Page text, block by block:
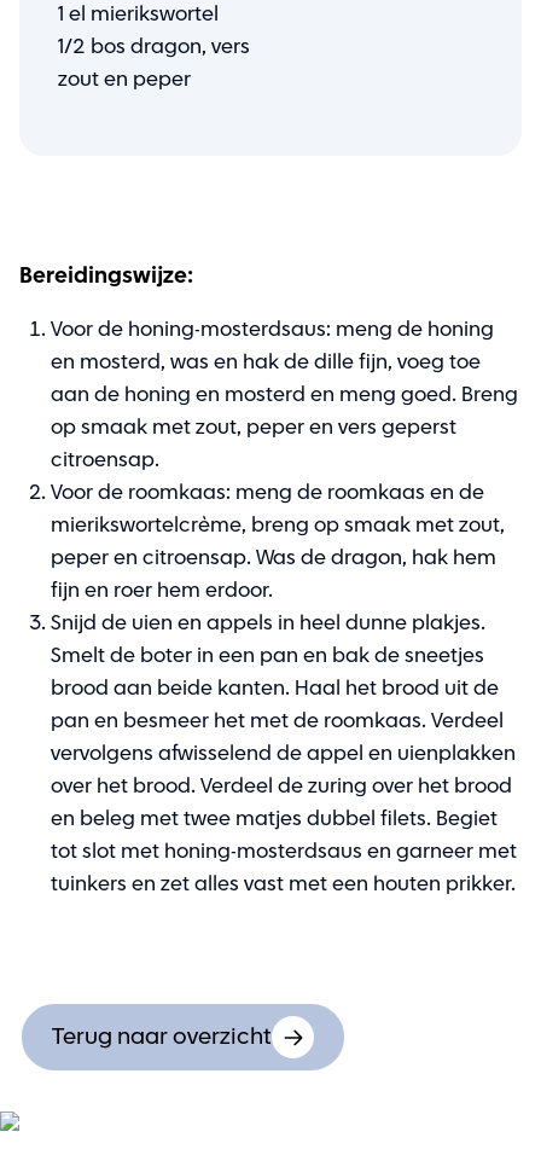
1 el mierikswortel
1/2 bos dragon, vers
zout en peper
Bereidingswijze:
Voor de honing-mosterdsaus: meng de honing
en mosterd, was en hak de dille fijn, voeg toe
aan de honing en mosterd en meng goed. Breng
op smaak met zout, peper en vers geperst
citroensap.
Voor de roomkaas: meng de roomkaas en de
mierikswortelcrème, breng op smaak met zout,
peper en citroensap. Was de dragon, hak hem
fijn en roer hem erdoor.
Snijd de uien en appels in heel dunne plakjes.
Smelt de boter in een pan en bak de sneetjes
brood aan beide kanten. Haal het brood uit de
pan en besmeer het met de roomkaas. Verdeel
vervolgens afwisselend de appel en uienplakken
over het brood. Verdeel de zuring over het brood
en beleg met twee matjes dubbel filets. Begiet
tot slot met honing-mosterdsaus en garneer met
tuinkers en zet alles vast met een houten prikker.
Terug naar overzicht